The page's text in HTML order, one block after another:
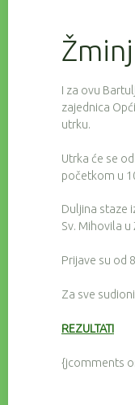
I za ovu
zajednica
utrku.
Utrka će se
početkom u
Duljina staze
Sv. Mihovila u
Prijave su od
Za sve
REZULTATI
{jcomments